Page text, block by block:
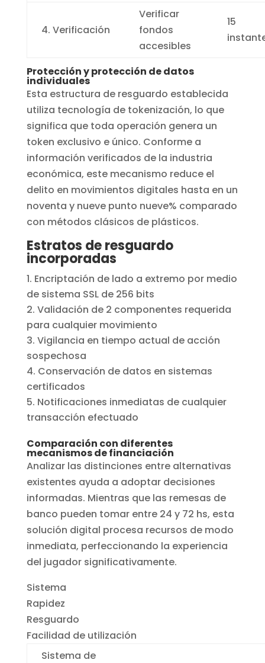
4. Verificación
Verificar
fondos
accesibles
15
Protección y protección de datos
individuales
Esta estructura de resguardo establecida
utiliza tecnología de tokenización, lo que
significa que toda operación genera un
token exclusivo e único. Conforme a
información verificados de la industria
económica, este mecanismo reduce el
delito en movimientos digitales hasta en un
noventa y nueve punto nueve% comparado
con métodos clásicos de plásticos.
Estratos de resguardo
incorporadas
Encriptación de lado a extremo por medio
de sistema SSL de 256 bits
Validación de 2 componentes requerida
para cualquier movimiento
Vigilancia en tiempo actual de acción
sospechosa
Conservación de datos en sistemas
certificados
Notificaciones inmediatas de cualquier
transacción efectuado
Comparación con diferentes
mecanismos de financiación
Analizar las distinciones entre alternativas
existentes ayuda a adoptar decisiones
informadas. Mientras que las remesas de
banco pueden tomar entre 24 y 72 hs, esta
solución digital procesa recursos de modo
inmediata, perfeccionando la experiencia
del jugador significativamente.
Sistema
Rapidez
Resguardo
Facilidad de utilización
Sistema de